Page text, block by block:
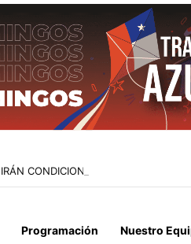
IRÁN CONDICIONA LA REAPERTURA
Programación Nuestro